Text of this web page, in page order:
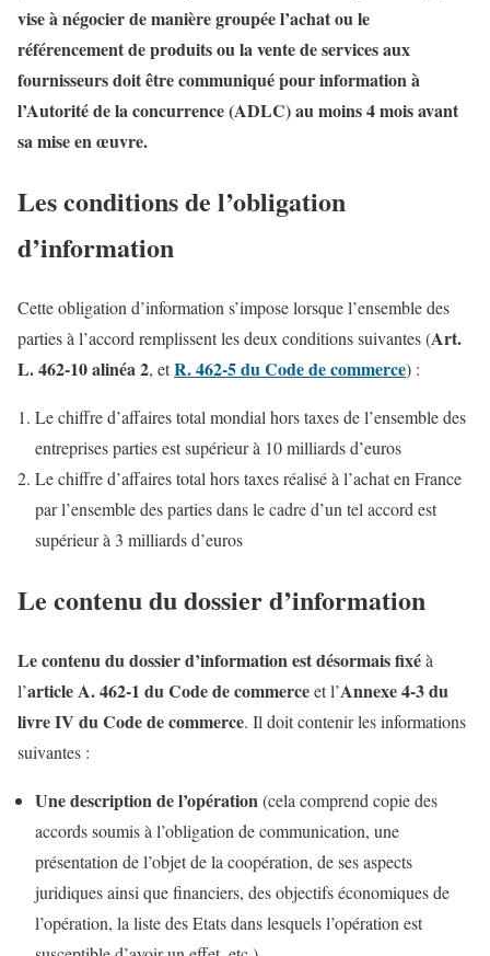
vise à négocier de manière groupée l’achat ou le
référencement de produits ou la vente de services aux
fournisseurs doit être communiqué pour information à
l’Autorité de la concurrence (ADLC) au moins 4 mois avant
sa mise en œuvre.
Les conditions de l’obligation
d’information
Cette obligation d’information s’impose lorsque l’ensemble des
parties à l’accord remplissent les deux conditions suivantes (Art.
L. 462-10 alinéa 2, etR. 462-5 du Code de commerce) :
Le chiffre d’affaires total mondial hors taxes de l’ensemble des
entreprises parties est supérieur à 10 milliards d’euros
Le chiffre d’affaires total hors taxes réalisé à l’achat en France
par l’ensemble des parties dans le cadre d’un tel accord est
supérieur à 3 milliards d’euros
Le contenu du dossier d’information
Le contenu du dossier d’information est désormais fixéà
l’article A. 462-1 du Code de commerceet l’Annexe 4-3 du
livre IV du Code de commerce. Il doit contenir les informations
suivantes :
Une description de l’opération(cela comprend copie des
accords soumis à l’obligation de communication, une
présentation de l’objet de la coopération, de ses aspects
juridiques ainsi que financiers, des objectifs économiques de
l’opération, la liste des Etats dans lesquels l’opération est